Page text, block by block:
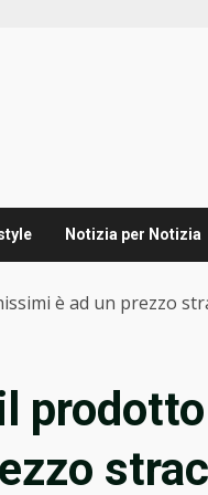
Notizia per Notizia
è ad un prezzo